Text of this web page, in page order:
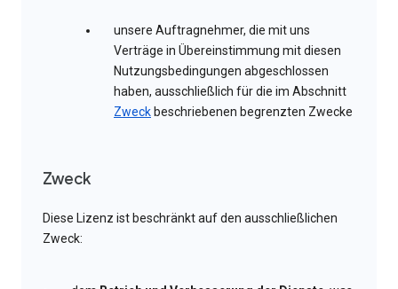
unsere Auftragnehmer, die mit uns
Verträge in Übereinstimmung mit diesen
Nutzungsbedingungen abgeschlossen
haben, ausschließlich für die im Abschnitt
Zweck beschriebenen begrenzten Zwecke
Zweck
Diese Lizenz ist beschränkt auf den ausschließlichen
Zweck: